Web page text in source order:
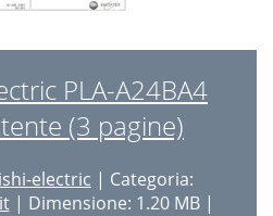
PLA-A24BA4
(3 pagine)
electric | Categoria:
| Dimensione: 1.20 MB |